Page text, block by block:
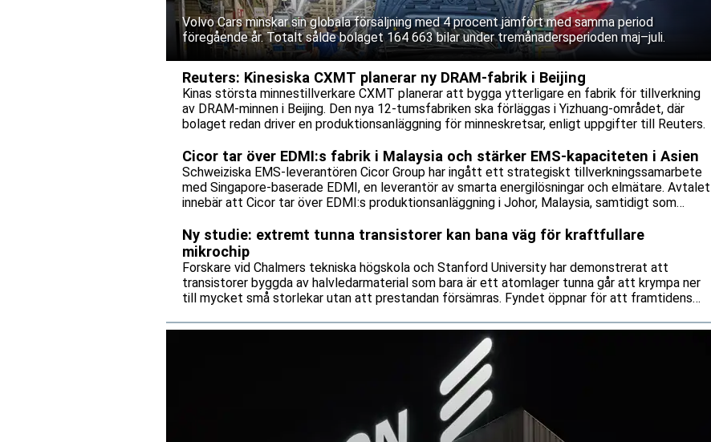
Volvo Cars minskar sin globala försäljning med 4 procent jämfört med samma period
föregående år. Totalt sålde bolaget 164 663 bilar under tremånadersperioden maj–juli.
Reuters: Kinesiska CXMT planerar ny DRAM-fabrik i Beijing
Kinas största minnestillverkare CXMT planerar att bygga ytterligare en fabrik för tillverkning
av DRAM-minnen i Beijing. Den nya 12-tumsfabriken ska förläggas i Yizhuang-området, där
bolaget redan driver en produktionsanläggning för minneskretsar, enligt uppgifter till Reuters.
Cicor tar över EDMI:s fabrik i Malaysia och stärker EMS-kapaciteten i Asien
Schweiziska EMS-leverantören Cicor Group har ingått ett strategiskt tillverkningssamarbete
med Singapore-baserade EDMI, en leverantör av smarta energilösningar och elmätare. Avtalet
innebär att Cicor tar över EDMI:s produktionsanläggning i Johor, Malaysia, samtidigt som
Ny studie: extremt tunna transistorer kan bana väg för kraftfullare
mikrochip
Forskare vid Chalmers tekniska högskola och Stanford University har demonstrerat att
transistorer byggda av halvledarmaterial som bara är ett atomlager tunna går att krympa ner
till mycket små storlekar utan att prestandan försämras. Fyndet öppnar för att framtidens
av.